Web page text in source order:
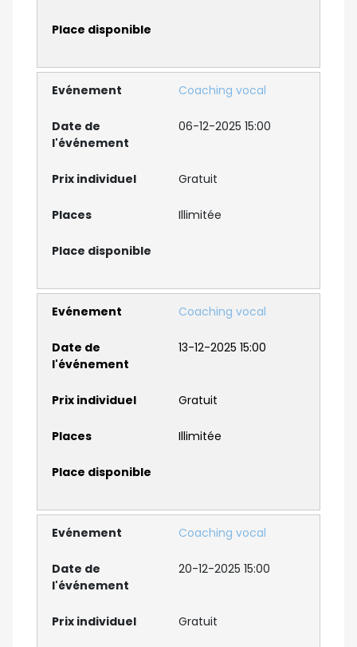
Coaching vocal
06-12-2025 15:00
Gratuit
Illimitée
Coaching vocal
13-12-2025 15:00
Gratuit
Illimitée
Coaching vocal
20-12-2025 15:00
Gratuit